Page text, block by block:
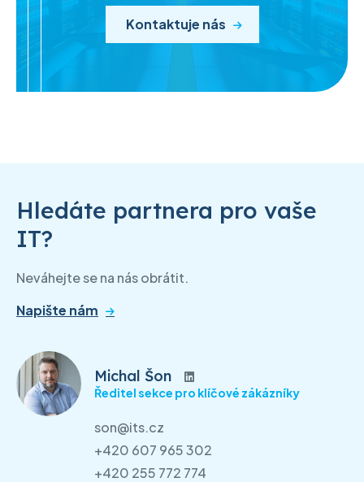
Kontaktuje nás
Hledáte partnera pro vaše
IT?
Neváhejte se na nás obrátit.
Napište nám
Michal Šon
Ředitel sekce pro klíčové zákázníky
son@its.cz
+420 607 965 302
+420 255 772 774